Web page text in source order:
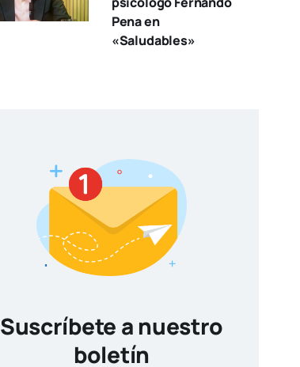
Pena en
«Saludables»
Suscríbete a nuestro
boletín